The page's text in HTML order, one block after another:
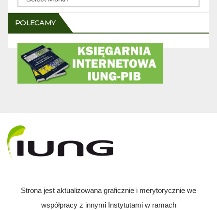
POLECAMY
Strona jest aktualizowana graficznie i merytorycznie we
współpracy z innymi Instytutami w ramach